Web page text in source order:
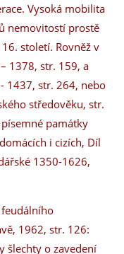
Vysoká mobilita
nemovitostí prostě
století. Rovněž v
1378, str. 159, a
- 1437, str. 264, nebo
středověku, str.
památky
i cizích, Díl
1350-1626,
feudálního
1962, str. 126:
šlechty o zavedení